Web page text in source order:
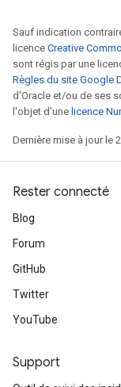
Sauf indication
licence Creative
sont régis par une
Règles du site Google
d'Oracle et/ou de ses
l'objet d'une licence
Dernière mise à jour le
Rester connecté
Blog
Forum
GitHub
Twitter
YouTube
Support